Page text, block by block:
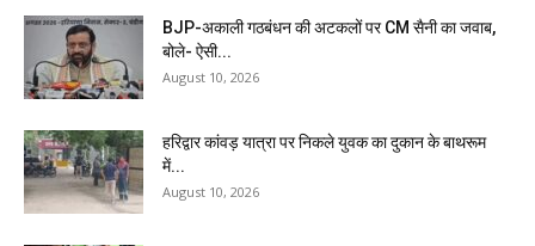
BJP-अकाली गठबंधन की अटकलों पर CM सैनी का जवाब,
बोले- ऐसी...
August 10, 2026
हरिद्वार कांवड़ यात्रा पर निकले युवक का दुकान के बाथरूम
में...
August 10, 2026